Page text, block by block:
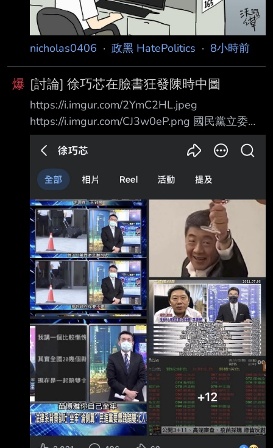
nicholas0406 · 政黑 HatePolitics · 8小時前
爆 [討論] 徐巧芯在臉書狂發陳時中圖
https://i.imgur.com/2YmC2HL.jpeg
https://i.imgur.com/CJ3w0eP.png 國民黨立委徐
巧芯 今天連發三篇臉書文在罵陳時中 有一篇又
開始連連看了 然後最新一篇狂發跟陳時中有關的
圖 這女人是不是精神有問題？ 她到底對陳時中
有什麼執念？ --